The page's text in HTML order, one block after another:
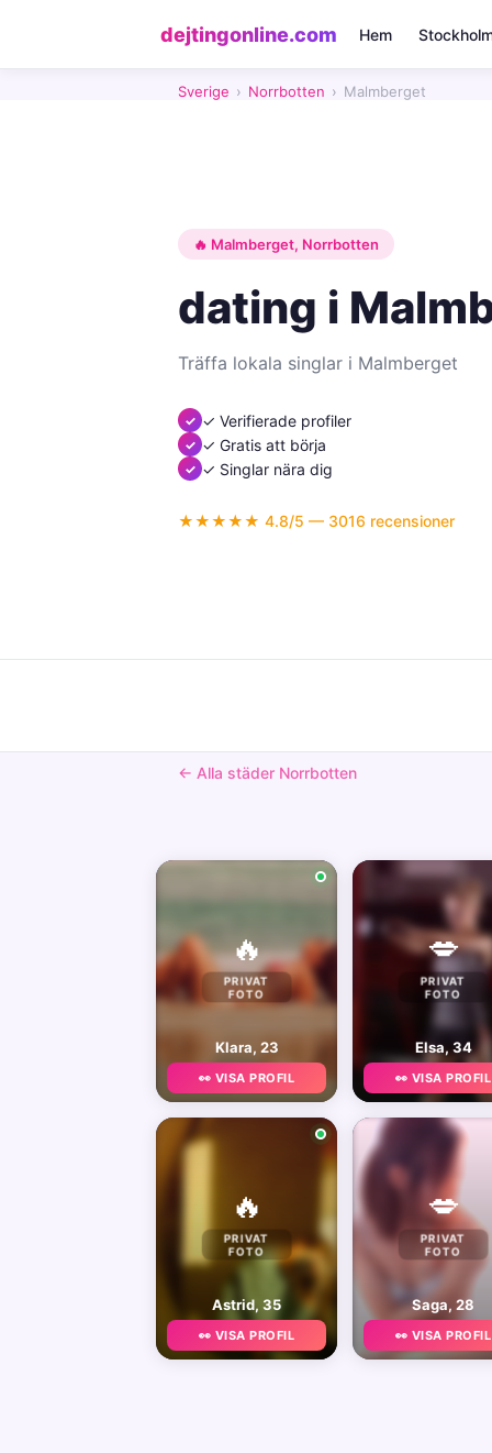
dejtingonline.com Hem
Sverige › Norrbotten › Malmberget
🔥 Malmberget, Norrbotten
dating i
Träffa lokala singlar i Malmberget
✓ Verifierade profiler
✓ Gratis att börja
✓ Singlar nära dig
★★★★★ 4.8/5 — 3016 recensioner
← Alla städer Norrbotten
🔥
PRIVAT
FOTO
Klara, 23
👀 VISA PROFIL
💋
PRIVAT
FOTO
Elsa, 34
👀 VISA PROFIL
🔥
PRIVAT
FOTO
Astrid, 35
👀 VISA PROFIL
💋
PRIVAT
FOTO
Saga, 28
👀 VISA PROFIL